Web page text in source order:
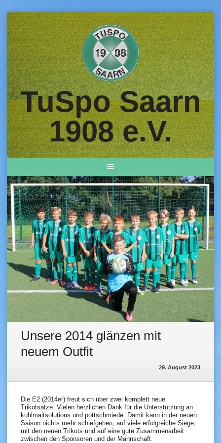
Skip
to
content
TuSpo Saarn
1908 e.V.
Unsere 2014 glänzen mit
neuem Outfit
29. August 2023
Die E2 (2014er) freut sich über zwei komplett neue
Trikotsätze. Vielen herzlichen Dank für die Unterstützung an
kuhlmaitsolutions und pottschmiede. Damit kann in der neuen
Saison nichts mehr schiefgehen, auf viele erfolgreiche Siege,
mit den neuen Trikots und auf eine gute Zusammenarbeit
zwischen den Sponsoren und der Mannschaft.